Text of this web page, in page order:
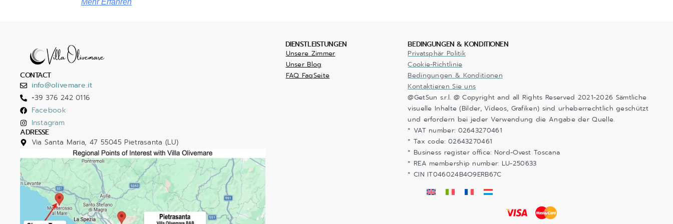
Mehr Erfahren
CONTACT
info@olivemare.it
+39 376 242 0116
Facebook
Instagram
ADRESSE
Via Santa Maria, 47 55045 Pietrasanta (LU)
DIENSTLEISTUNGEN
Unsere Zimmer
Unser Blog
FAQ FaqSeite
BEDINGUNGEN & KONDITIONEN
Privatsphär Politik
Cookie-Richtlinie
Bedingungen & Konditionen
Kontaktieren Sie uns
@GetSun s.r.l. @ Copyright and all Rights Reserved 2021-2026 Sämtliche
visuelle Inhalte (Bilder, Videos, Grafiken) sind urheberrechtlich geschützt
und erfordern bei jeder Verwendung die Angabe der Quelle.
* VAT number: 02643270461
* Tax code: 02643270461
* Business register office: Nord-Ovest Toscana
* REA membership number: LU-250633
* CIN IT046024B4O9ERB67C